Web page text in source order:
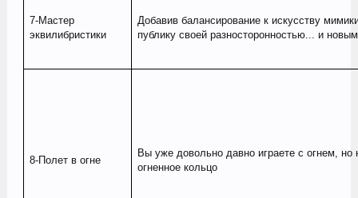
7-Мастер
эквилибристики
Добавив балансирование к искусству
публику своей разносторонностью... и
8-Полет в огне
Вы уже довольно давно играете с огнем, но
огненное кольцо